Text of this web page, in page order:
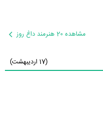
مشاهده 20 هنرمند داغ روز
(17 اردیبهشت)